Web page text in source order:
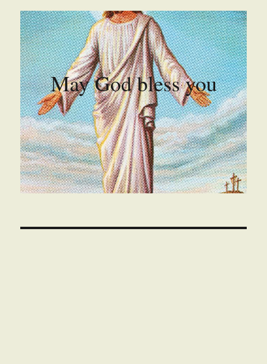
May God bless you